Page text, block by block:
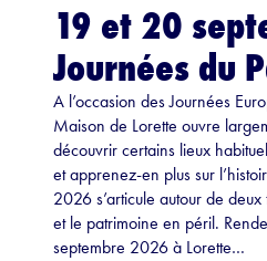
19 et 20
Journées du
A l’occasion des Journées
Maison de Lorette ouvre
découvrir certains lieux
et apprenez-en plus sur
2026 s’articule autour de
et le patrimoine en péril.
septembre 2026 à Lorette…